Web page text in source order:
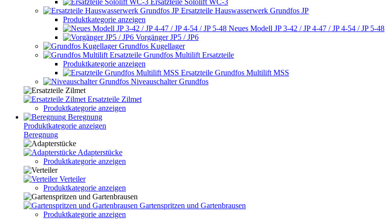
Ersatzteile Sololift WC-3
Ersatzteile Hauswasserwerk Grundfos JP
Produktkategorie anzeigen
Neues Modell JP 3-42 / JP 4-47 / JP 4-54 / JP 5-48
Vorgänger JP5 / JP6
Grundfos Kugellager
Grundfos Multilift Ersatzteile
Produktkategorie anzeigen
Ersatzteile Grundfos Multilift MSS
Niveauschalter Grundfos
Ersatzteile Zilmet
Produktkategorie anzeigen
Beregnung
Produktkategorie anzeigen
Beregnung
Adapterstücke
Produktkategorie anzeigen
Verteiler
Produktkategorie anzeigen
Gartenspritzen und Gartenbrausen
Produktkategorie anzeigen